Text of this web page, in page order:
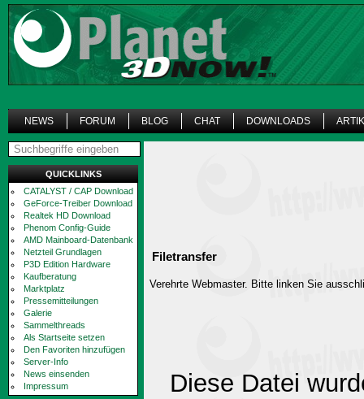
NEWS FORUM BLOG CHAT DOWNLOADS
QUICKLINKS
CATALYST / CAP Download
GeForce-Treiber Download
Realtek HD Download
Phenom Config-Guide
AMD Mainboard-Datenbank
Netzteil Grundlagen
P3D Edition Hardware
Kaufberatung
Marktplatz
Pressemitteilungen
Galerie
Sammelthreads
Als Startseite setzen
Den Favoriten hinzufügen
Server-Info
News einsenden
Impressum
Filetransfer
Verehrte Webmaster. Bitte linken Sie
Diese Datei